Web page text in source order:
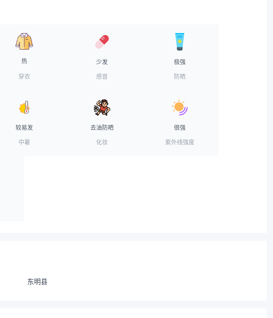
热
穿衣
少发
感冒
极强
防晒
较易发
中暑
去油防晒
化妆
很强
紫外线强度
东明县